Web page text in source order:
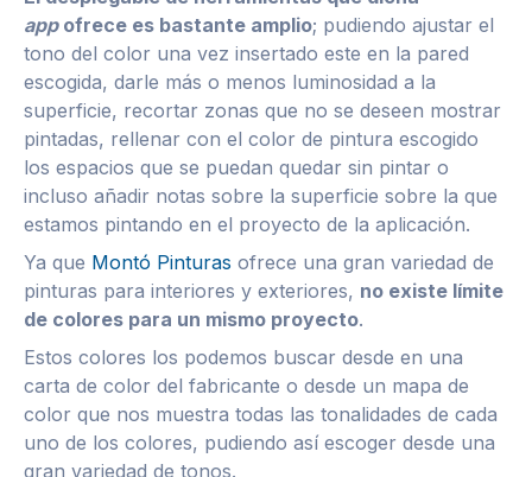
app ofrece es bastante amplio; pudiendo ajustar el
tono del color una vez insertado este en la pared
escogida, darle más o menos luminosidad a la
superficie, recortar zonas que no se deseen mostrar
pintadas, rellenar con el color de pintura escogido
los espacios que se puedan quedar sin pintar o
incluso añadir notas sobre la superficie sobre la que
estamos pintando en el proyecto de la aplicación.
Ya que Montó Pinturas ofrece una gran variedad de
pinturas para interiores y exteriores, no existe límite
de colores para un mismo proyecto.
Estos colores los podemos buscar desde en una
carta de color del fabricante o desde un mapa de
color que nos muestra todas las tonalidades de cada
uno de los colores, pudiendo así escoger desde una
gran variedad de tonos.